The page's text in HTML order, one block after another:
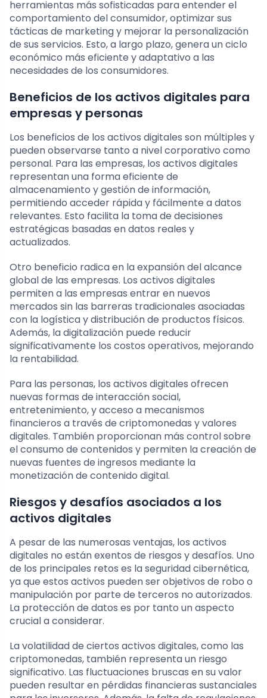
herramientas más sofisticadas para entender el
comportamiento del consumidor, optimizar sus
tácticas de marketing y mejorar la personalización
de sus servicios. Esto, a largo plazo, genera un ciclo
económico más eficiente y adaptativo a las
necesidades de los consumidores.
Beneficios de los activos digitales para
empresas y personas
Los beneficios de los activos digitales son múltiples y
pueden observarse tanto a nivel corporativo como
personal. Para las empresas, los activos digitales
representan una forma eficiente de
almacenamiento y gestión de información,
permitiendo acceder rápida y fácilmente a datos
relevantes. Esto facilita la toma de decisiones
estratégicas basadas en datos reales y
actualizados.
Otro beneficio radica en la expansión del alcance
global de las empresas. Los activos digitales
permiten a las empresas entrar en nuevos
mercados sin las barreras tradicionales asociadas
con la logística y distribución de productos físicos.
Además, la digitalización puede reducir
significativamente los costos operativos, mejorando
la rentabilidad.
Para las personas, los activos digitales ofrecen
nuevas formas de interacción social,
entretenimiento, y acceso a mecanismos
financieros a través de criptomonedas y valores
digitales. También proporcionan más control sobre
el consumo de contenidos y permiten la creación de
nuevas fuentes de ingresos mediante la
monetización de contenido digital.
Riesgos y desafíos asociados a los
activos digitales
A pesar de las numerosas ventajas, los activos
digitales no están exentos de riesgos y desafíos. Uno
de los principales retos es la seguridad cibernética,
ya que estos activos pueden ser objetivos de robo o
manipulación por parte de terceros no autorizados.
La protección de datos es por tanto un aspecto
crucial a considerar.
La volatilidad de ciertos activos digitales, como las
criptomonedas, también representa un riesgo
significativo. Las fluctuaciones bruscas en su valor
pueden resultar en pérdidas financieras sustanciales